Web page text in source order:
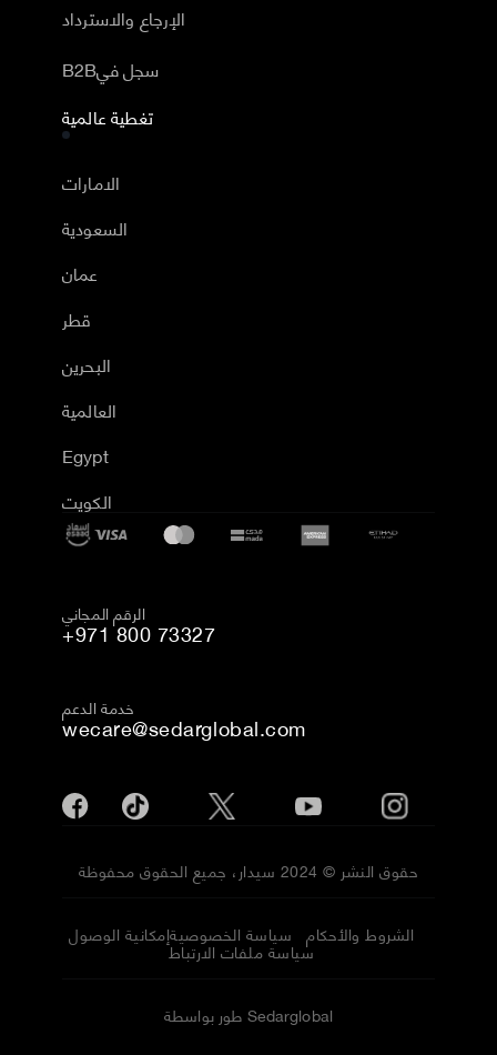
الإرجاع والاسترداد
B2Bسجل في
تغطية عالمية
الامارات
السعودية
عمان
قطر
البحرين
العالمية
Egypt
الكويت
الرقم المجاني
+971 800 73327
خدمة الدعم
wecare@sedarglobal.com
حقوق النشر © 2024 سيدار، جميع الحقوق محفوظة
إمكانية الوصولسياسة الخصوصية الشروط والأحكام
سياسة ملفات الارتباط
طور بواسطة Sedarglobal